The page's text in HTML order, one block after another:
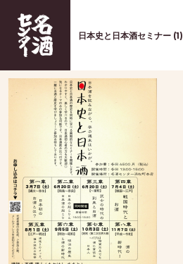
日本史と日本酒セミナー (1)